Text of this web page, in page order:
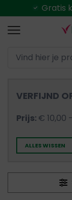
Gratis
VERFIJND
Prijs € 10,00
ALLES WISSEN